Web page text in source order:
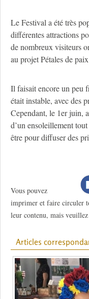
Le Festival a été très
différentes attractions
de nombreux visiteurs
au projet Pétales de
Il faisait encore un peu
était instable, avec des
Cependant, le 1er juin,
d’un ensoleillement
être pour diffuser des
Vous pouvez
imprimer et faire circuler
leur contenu, mais
Articles